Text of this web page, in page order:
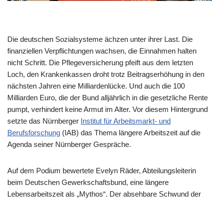
Die deutschen Sozialsysteme ächzen unter ihrer Last. Die
finanziellen Verpflichtungen wachsen, die Einnahmen halten
nicht Schritt. Die Pflegeversicherung pfeift aus dem letzten
Loch, den Krankenkassen droht trotz Beitragserhöhung in den
nächsten Jahren eine Milliardenlücke. Und auch die 100
Milliarden Euro, die der Bund alljährlich in die gesetzliche Rente
pumpt, verhindert keine Armut im Alter. Vor diesem Hintergrund
setzte das Nürnberger Institut für Arbeitsmarkt- und
Berufsforschung (IAB) das Thema längere Arbeitszeit auf die
Agenda seiner Nürnberger Gespräche.
Auf dem Podium bewertete Evelyn Räder, Abteilungsleiterin
beim Deutschen Gewerkschaftsbund, eine längere
Lebensarbeitszeit als „Mythos“. Der absehbare Schwund der